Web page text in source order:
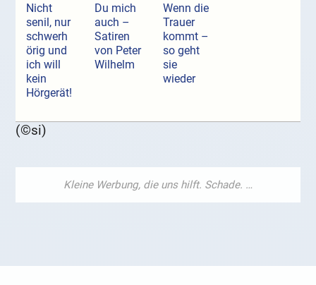
Nicht
senil, nur
schwerh
örig und
ich will
kein
Hörgerät!
Du mich
auch –
Satiren
von Peter
Wilhelm
Wenn die
Trauer
kommt –
so geht
sie
wieder
(©si)